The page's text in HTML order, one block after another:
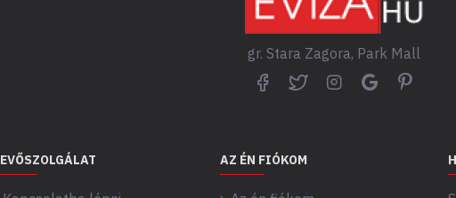
gr. Stara Zagora, Park Mall
AZ ÉN FIÓKOM